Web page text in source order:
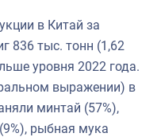
в Китай за
836 тыс. тонн (1,62
уровня 2022 года.
выражении) в
минтай (57%),
рыбная мука